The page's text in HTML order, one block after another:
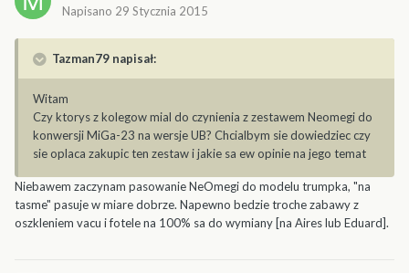
Napisano 29 Stycznia 2015
Tazman79 napisał:
Witam
Czy ktorys z kolegow mial do czynienia z zestawem Neomegi do
konwersji MiGa-23 na wersje UB? Chcialbym sie dowiedziec czy
sie oplaca zakupic ten zestaw i jakie sa ew opinie na jego temat
Niebawem zaczynam pasowanie NeOmegi do modelu trumpka, "na
tasme" pasuje w miare dobrze. Napewno bedzie troche zabawy z
oszkleniem vacu i fotele na 100% sa do wymiany [na Aires lub Eduard].